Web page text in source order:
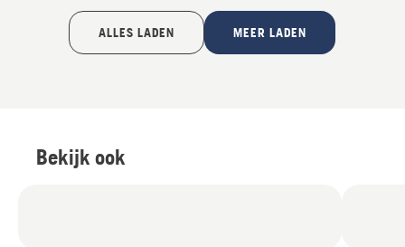
ALLES LADEN MEER LADEN
Bekijk ook